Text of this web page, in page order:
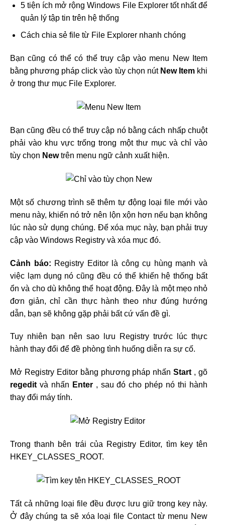
5 tiện ích mở rộng Windows File Explorer tốt nhất để
quản lý tập tin trên hệ thống
Cách chia sẻ file từ File Explorer nhanh chóng
Bạn cũng có thể có thể truy cập vào menu New Item
bằng phương pháp click vào tùy chọn nút New Item khi
ở trong thư mục File Explorer.
Bạn cũng đều có thể truy cập nó bằng cách nhấp chuột
phải vào khu vực trống trong một thư mục và chỉ vào
tùy chọn Newtrên menu ngữ cảnh xuất hiện.
Một số chương trình sẽ thêm tự động loại file mới vào
menu này, khiến nó trở nên lộn xộn hơn nếu bạn không
lúc nào sử dụng chúng. Để xóa mục này, bạn phải truy
cập vào Windows Registry và xóa mục đó.
Cảnh báo: Registry Editor là công cụ hùng mạnh và
việc lạm dụng nó cũng đều có thể khiến hệ thống bất
ổn và cho dù không thể hoạt động. Đây là một mẹo nhỏ
đơn giản, chỉ cần thực hành theo như đúng hướng
dẫn, bạn sẽ không gặp phải bất cứ vấn đề gì.
Tuy nhiên bạn nên sao lưu Registry trước lúc thực
hành thay đổi để đề phòng tình huống diễn ra sự cố.
Mở Registry Editor bằng phương pháp nhấnStart , gõ
regedit và nhấn Enter , sau đó cho phép nó thi hành
thay đổi máy tính.
Trong thanh bên trái của Registry Editor, tìm key tên
HKEY_CLASSES_ROOT.
Tất cả những loại file đều được lưu giữ trong key này.
Ở đây chúng ta sẽ xóa loại file Contact từ menu New